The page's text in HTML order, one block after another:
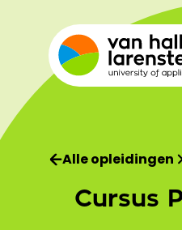
Alle opleidingen
Cursus